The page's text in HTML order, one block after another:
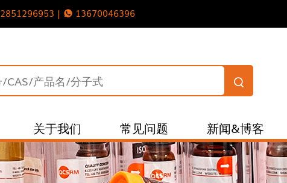
2851296953 | 13670046396
关于我们 常见问题 新闻&博客